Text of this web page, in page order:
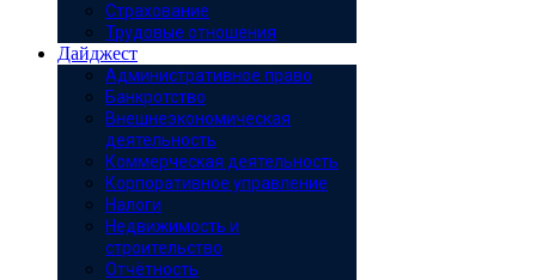
Страхование
Трудовые отношения
Дайджест
Административное право
Банкротство
Внешнеэкономическая
деятельность
Коммерческая деятельность
Корпоративное управление
Налоги
Недвижимость и
строительство
Отчётность